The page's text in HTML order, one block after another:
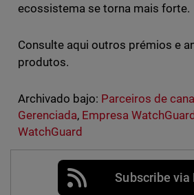
ecossistema se torna mais forte.
Consulte aqui outros prémios e
produtos.
Archivado bajo: Parceiros de canal
Gerenciada, Empresa WatchGuard
WatchGuard
Subscribe via